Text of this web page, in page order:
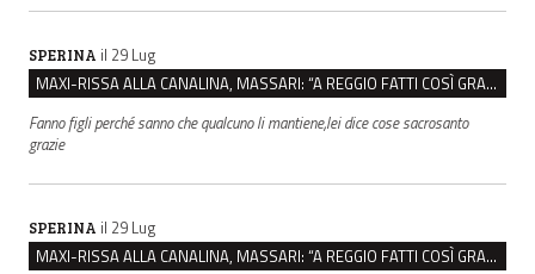
SPERINA il 29 Lug
MAXI-RISSA ALLA CANALINA, MASSARI: “A REGGIO FATTI COSÌ GRAVI NON DEVONO TROVARE SPAZIO”
Fanno figli perché sanno che qualcuno li mantiene,lei dice cose sacrosanto
grazie
SPERINA il 29 Lug
MAXI-RISSA ALLA CANALINA, MASSARI: “A REGGIO FATTI COSÌ GRAVI NON DEVONO TROVARE SPAZIO”